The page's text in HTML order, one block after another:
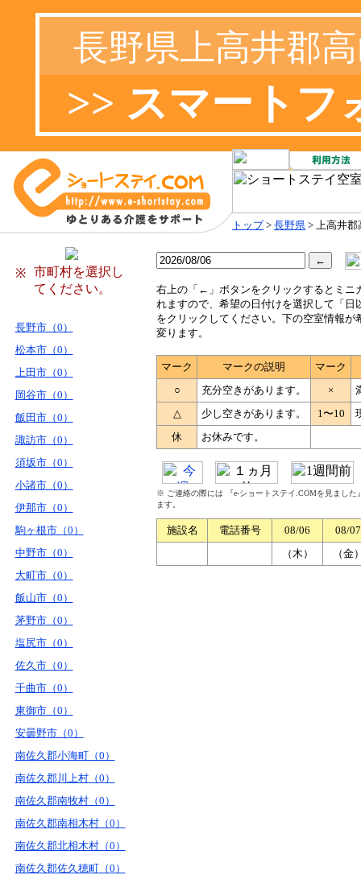
長野県上高井郡
>> スマートフ
トップ> 長野県 > 上高井郡
※
市町村を選択し
てください。
長野市（0）
松本市（0）
上田市（0）
岡谷市（0）
飯田市（0）
諏訪市（0）
須坂市（0）
小諸市（0）
伊那市（0）
駒ヶ根市（0）
中野市（0）
大町市（0）
飯山市（0）
茅野市（0）
塩尻市（0）
佐久市（0）
千曲市（0）
東御市（0）
安曇野市（0）
南佐久郡小海町（0）
南佐久郡川上村（0）
南佐久郡南牧村（0）
南佐久郡南相木村（0）
南佐久郡北相木村（0）
南佐久郡佐久穂町（0）
右 上の「←」ボタンをクリックするとミニ
れますので、希望の日付けを選択して「日
をクリックしてください。下の空室情報が
変ります。
マーク マークの説明
マーク
○
充分空きがあります。 ×
△
少し空きがあります。 1〜10
休
お休みです。
※ ご連絡の際には 『e-ショートステイ.COMを見まし
ます。
施設名 電話番号 08/06
08/07
（木）
（金